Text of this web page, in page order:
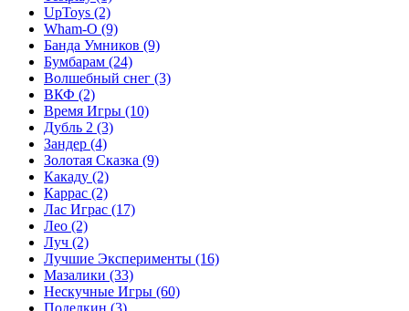
UpToys (2)
Wham-O (9)
Банда Умников (9)
Бумбарам (24)
Волшебный снег (3)
ВКФ (2)
Время Игры (10)
Дубль 2 (3)
Зандер (4)
Золотая Сказка (9)
Какаду (2)
Каррас (2)
Лас Играс (17)
Лео (2)
Луч (2)
Лучшие Эксперименты (16)
Мазалики (33)
Нескучные Игры (60)
Поделкин (3)